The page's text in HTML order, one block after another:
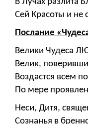
Сей Красоты и не
Послание
Велики Чудеса
Велик,
Воздастся всем
По мере
Неси, Дитя,
Сознанья в